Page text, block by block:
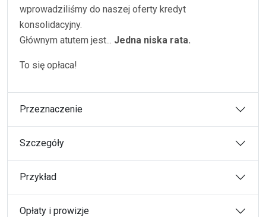
wprowadziliśmy do naszej oferty kredyt
konsolidacyjny.
Głównym atutem jest... Jedna niska rata.
To się opłaca!
Przeznaczenie
Szczegóły
Przykład
Opłaty i prowizje